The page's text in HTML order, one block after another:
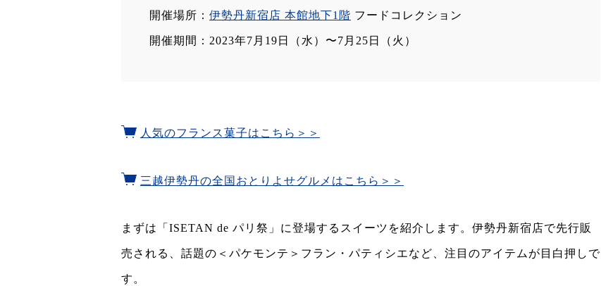
開催場所： 伊勢丹新宿店 本館地下1階 フードコレクション
開催期間：2023年7月19日（水）〜7月25日（火）
人気のフランス菓子はこちら＞＞
三越伊勢丹の全国おとりよせグルメはこちら＞＞
まずは「ISETAN de パリ祭」に登場するスイーツを紹介します。伊勢丹新宿店で先行販
売される、話題の＜パケモンテ＞フラン・パティシエなど、注目のアイテムが目白押しで
す。